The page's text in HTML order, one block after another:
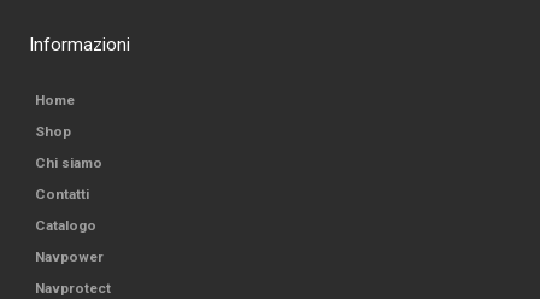
Informazioni
Home
Shop
Chi siamo
Contatti
Catalogo
Navpower
Navprotect